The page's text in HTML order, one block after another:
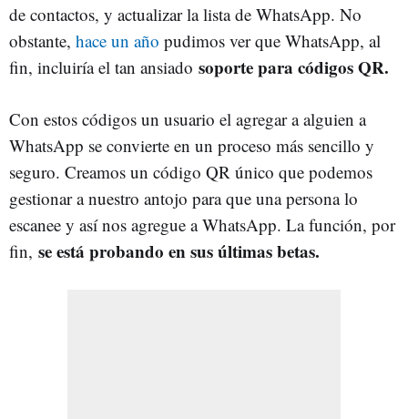
de contactos, y actualizar la lista de WhatsApp. No
obstante, hace un año pudimos ver que WhatsApp, al
fin, incluiría el tan ansiado soporte para códigos QR.
Con estos códigos un usuario el agregar a alguien a
WhatsApp se convierte en un proceso más sencillo y
seguro. Creamos un código QR único que podemos
gestionar a nuestro antojo para que una persona lo
escanee y así nos agregue a WhatsApp. La función, por
fin, se está probando en sus últimas betas.